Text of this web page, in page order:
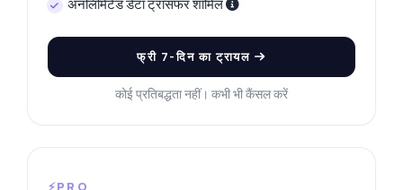
अनलिमिटेड डेटा ट्रांसफर शामिल
फ्री 7-दिन का ट्रायल
कोई प्रतिबद्धता नहीं। कभी भी कैंसल करें